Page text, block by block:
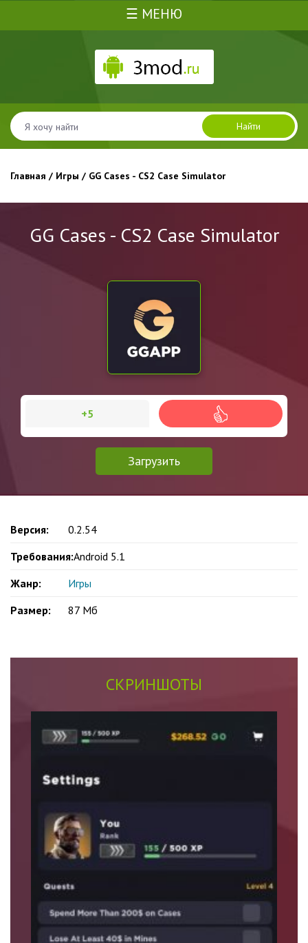
☰ МЕНЮ
Найти
Главная / Игры / GG Cases - CS2 Case Simulator
GG Cases - CS2 Case Simulator
Загрузить
+5
Версия:
0.2.54
Требования:Android 5.1
Жанр:
Игры
Размер:
87 Мб
СКРИНШОТЫ